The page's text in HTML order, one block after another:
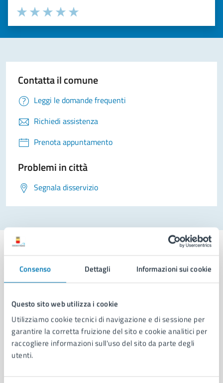
Consenso Dettagli Informazioni sui cookie
Questo sito web utilizza i cookie
Utilizziamo cookie tecnici di navigazione e di sessione per
garantire la corretta fruizione del sito e cookie analitici per
raccogliere informazioni sull'uso del sito da parte degli
utenti.
Valuta la chiarezza delle informazioni (da 1 a 5 stelle)
Seleziona il numero di stelle per valutare la chiarezza delle
Valuta 5 stelle su 5
Valuta 4 stelle su 5
Valuta 3 stelle su 5
Valuta 2 stelle su 5
Valuta 1 stelle su 5
Contatta il comune
Leggi le domande frequenti
Richiedi assistenza
Prenota appuntamento
Problemi in città
Segnala disservizio
Comune di Napoli
AMMINISTRAZIONE
Aree amministrative
Organi di governo
Municipalità